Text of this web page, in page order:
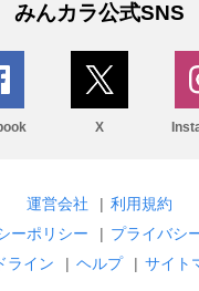
みんカラ公式SNS
X
運営会社 | 利用規約
ーポリシー
| プライバシ
ライン
| ヘルプ | サイト